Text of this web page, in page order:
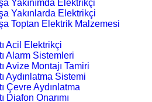
Yakınımda Elektrikçi
Yakınlarda Elektrikçi
Toptan Elektrik Malzemesi
Acil Elektrikçi
Alarm Sistemleri
Avize Montajı Tamiri
Aydınlatma Sistemi
Çevre Aydınlatma
Diafon Onarımı